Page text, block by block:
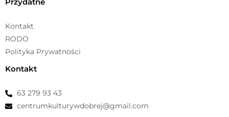
Kontakt
RODO
Polityka Prywatności
Kontakt
63 279 93 43
centrumkulturywdobrej@gmail.com